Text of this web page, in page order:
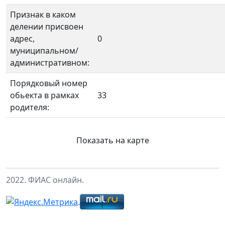
Признак в каком
делении присвоен
адрес,
муниципальном/
административном:
0
Порядковый номер
обьекта в рамках
родителя:
33
Показать на карте
2022. ФИАС онлайн.